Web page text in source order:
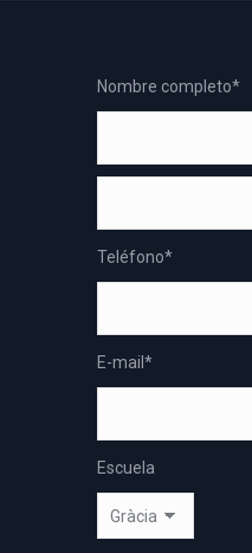
Nombre completo*
Teléfono*
E-mail *
Escuela